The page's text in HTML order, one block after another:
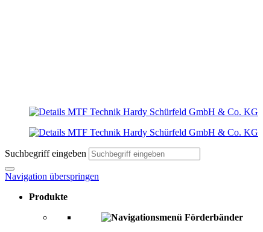
Suchbegriff eingeben
Navigation überspringen
Produkte